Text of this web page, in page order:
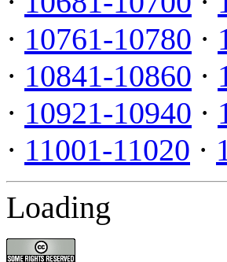
· 10761-10780 ·
· 10841-10860 ·
· 10921-10940 ·
· 11001-11020 ·
Loading